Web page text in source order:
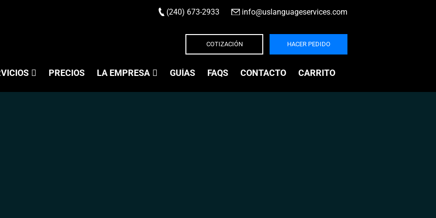
(240) 673-2933 info@uslanguageservices.com
COTIZACIÓN HACER PEDIDO
PRECIOS LA EMPRESA GUÍAS FAQS CONTACTO CARRITO